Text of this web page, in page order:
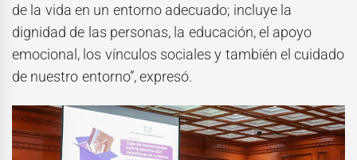
de la vida en un entorno adecuado; incluye la
dignidad de las personas, la educación, el apoyo
emocional, los vínculos sociales y también el cuidado
de nuestro entorno”, expresó.